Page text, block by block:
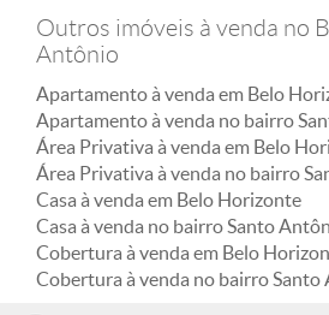
Outros imóveis à venda no
Antônio
Apartamento à venda em Belo
Apartamento à venda no bairro
Área Privativa à venda em Belo
Área Privativa à venda no bairro
Casa à venda em Belo Horizonte
Casa à venda no bairro Santo
Cobertura à venda em Belo
Cobertura à venda no bairro Santo